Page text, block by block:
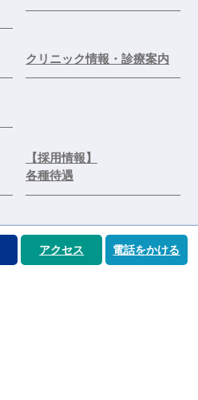
クリニック情報・診療案内
【採用情報】
各種待遇
アクセス 電話をかける